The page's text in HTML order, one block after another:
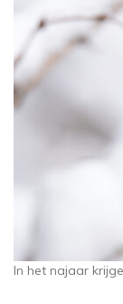
In het najaar